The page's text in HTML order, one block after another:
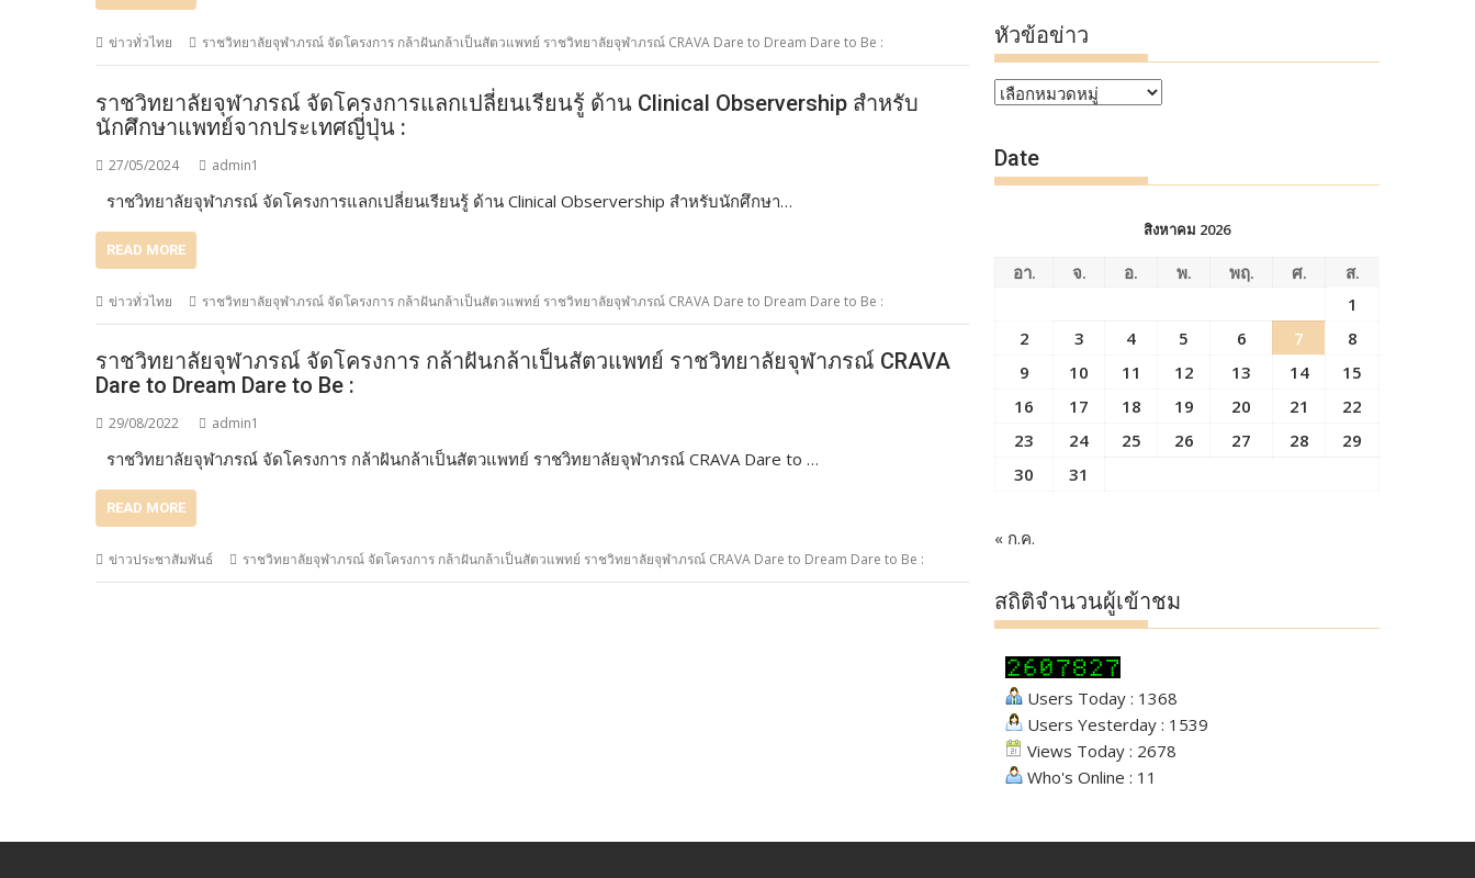
ข่าวทั่วไทย ราชวิทยาลัยจุฬาภรณ์ จัดโครงการ กล้าฝันกล้าเป็นสัตวแพทย์ ราชวิทยาลัยจุฬาภรณ์ CRAVA Dare to Dream Dare to Be :
ราชวิทยาลัยจุฬาภรณ์ จัดโครงการแลกเปลี่ยนเรียนรู้ ด้าน Clinical Observership สำหรับ
นักศึกษาแพทย์จากประเทศญี่ปุ่น :
27/05/2024 admin1
ราชวิทยาลัยจุฬาภรณ์ จัดโครงการแลกเปลี่ยนเรียนรู้ ด้าน Clinical Observership สำหรับนักศึกษา…
READ MORE
ข่าวทั่วไทย ราชวิทยาลัยจุฬาภรณ์ จัดโครงการ กล้าฝันกล้าเป็นสัตวแพทย์ ราชวิทยาลัยจุฬาภรณ์ CRAVA Dare to Dream Dare to Be :
ราชวิทยาลัยจุฬาภรณ์ จัดโครงการ กล้าฝันกล้าเป็นสัตวแพทย์ ราชวิทยาลัยจุฬาภรณ์ CRAVA
Dare to Dream Dare to Be :
29/08/2022 admin1
ราชวิทยาลัยจุฬาภรณ์ จัดโครงการ กล้าฝันกล้าเป็นสัตวแพทย์ ราชวิทยาลัยจุฬาภรณ์ CRAVA Dare to …
READ MORE
ข่าวประชาสัมพันธ์ ราชวิทยาลัยจุฬาภรณ์ จัดโครงการ กล้าฝันกล้าเป็นสัตวแพทย์ ราชวิทยาลัยจุฬาภรณ์ CRAVA Dare to Dream Dare to Be :
หัวข้อข่าว
หัวข้อ
Date
สิงหาคม 2026
อา. จ. อ. พ. พฤ. ศ.
ส.
1
2
3 4 5 6 7
8
9
10 11 12 13 14
15
16
17 18 19 20 21
22
23
24 25 26 27 28
29
30
31
« ก.ค.
สถิติจำนวนผู้เข้าชม
Users Today : 1368
Users Yesterday : 1539
Views Today : 2678
Who's Online : 11